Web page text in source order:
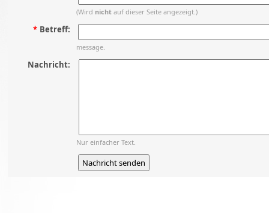
(Wird nicht auf dieser Seite angezeigt.)
* Betreff:
message.
Nachricht:
Nur einfacher Text.